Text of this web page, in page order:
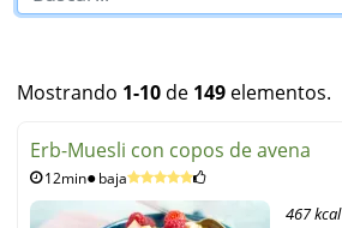
Mostrando 1-10 de 149 elementos.
Erb-Muesli con copos de avena
12min baja
467 kcal